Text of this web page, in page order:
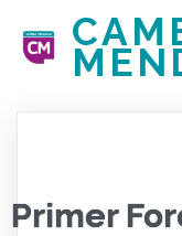
Primer